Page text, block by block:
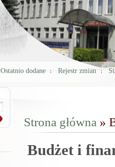
Ostatnio dodane Rejestr zmian
Jesteś tutaj
Strona główna »
Budżet i